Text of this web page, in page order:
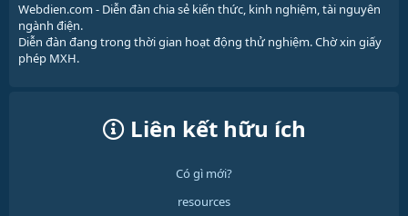
Webdien.com - Diễn đàn chia sẻ kiến thức, kinh nghiệm, tài nguyên
ngành điện.
Diễn đàn đang trong thời gian hoạt động thử nghiệm. Chờ xin giấy
phép MXH.
Liên kết hữu ích
Có gì mới?
resources